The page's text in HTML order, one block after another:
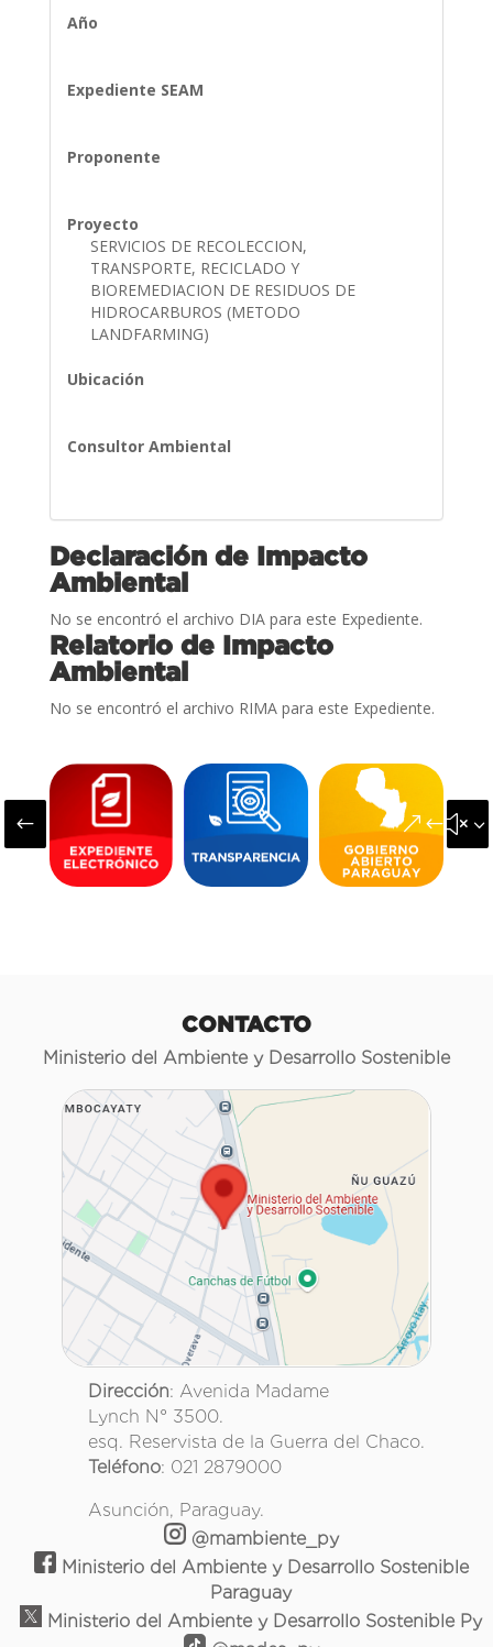
Año
Expediente SEAM
Proponente
Proyecto
SERVICIOS DE RECOLECCION,
TRANSPORTE, RECICLADO Y
BIOREMEDIACION DE RESIDUOS DE
HIDROCARBUROS (METODO
LANDFARMING)
Ubicación
Consultor Ambiental
Declaración de Impacto
Ambiental
No se encontró el archivo DIA para este Expediente.
Relatorio de Impacto
Ambiental
No se encontró el archivo RIMA para este Expediente.
#
CONTACTO
Ministerio del Ambiente y Desarrollo Sostenible
Dirección: Avenida Madame
Lynch N° 3500.
esq. Reservista de la Guerra del Chaco.
Teléfono: 021 2879000
Asunción, Paraguay.
@mambiente_py
Ministerio del Ambiente y Desarrollo Sostenible
Paraguay
Ministerio del Ambiente y Desarrollo Sostenible Py